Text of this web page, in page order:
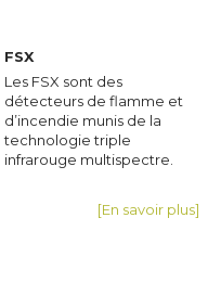
FSX
Les FSX sont des
détecteurs de flamme et
d’incendie munis de la
technologie triple
infrarouge multispectre.
[En savoir plus]